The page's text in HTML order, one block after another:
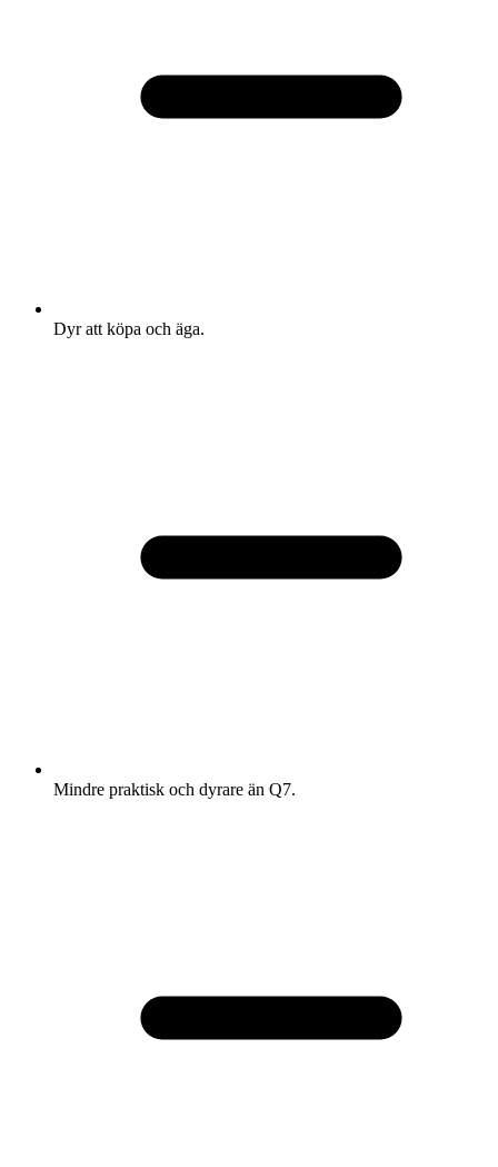
Dyr att köpa och äga.
Mindre praktisk och dyrare än Q7.